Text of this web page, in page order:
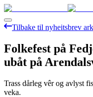
Tilbake til nyheitsbrev
Folkefest på
ubåt på
Trass dårleg vêr og avlyst
veka.